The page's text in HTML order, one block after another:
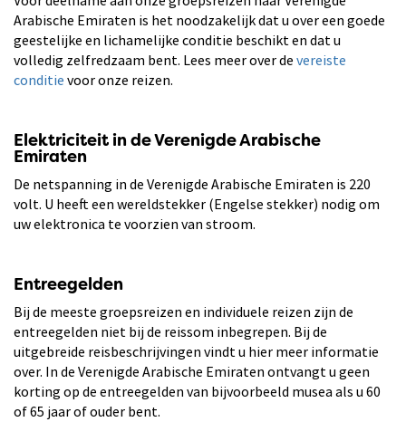
Arabische Emiraten is het noodzakelijk dat u over een goede
geestelijke en lichamelijke conditie beschikt en dat u
volledig zelfredzaam bent. Lees meer over de vereiste
conditie voor onze reizen.
Elektriciteit in de Verenigde Arabische
Emiraten
De netspanning in de Verenigde Arabische Emiraten is 220
volt. U heeft een wereldstekker (Engelse stekker) nodig om
uw elektronica te voorzien van stroom.
Entreegelden
Bij de meeste groepsreizen en individuele reizen zijn de
entreegelden niet bij de reissom inbegrepen. Bij de
uitgebreide reisbeschrijvingen vindt u hier meer informatie
over. In de Verenigde Arabische Emiraten ontvangt u geen
korting op de entreegelden van bijvoorbeeld musea als u 60
of 65 jaar of ouder bent.